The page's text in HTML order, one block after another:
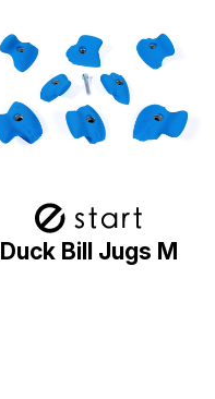
Duck Bill Jugs M